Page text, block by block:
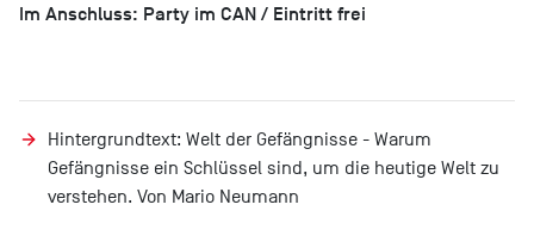
Im Anschluss: Party im CAN / Eintritt frei
Hintergrundtext: Welt der Gefängnisse - Warum
Gefängnisse ein Schlüssel sind, um die heutige Welt zu
verstehen. Von Mario Neumann